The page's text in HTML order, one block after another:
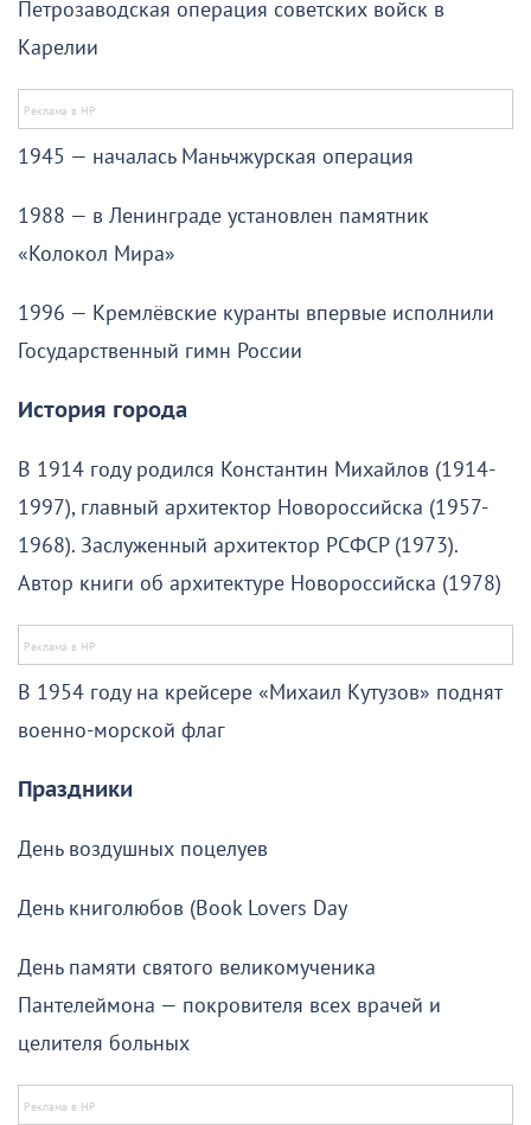
Петрозаводская операция советских войск в
Карелии
1945 — началась Маньчжурская операция
1988 — в Ленинграде установлен памятник
«Колокол Мира»
1996 — Кремлёвские куранты впервые исполнили
Государственный гимн России
История города
В 1914 году родился Константин Михайлов (1914-
1997), главный архитектор Новороссийска (1957-
1968). Заслуженный архитектор РСФСР (1973).
Автор книги об архитектуре Новороссийска (1978)
В 1954 году на крейсере «Михаил Кутузов» поднят
военно-морской флаг
Праздники
День воздушных поцелуев
День книголюбов (Book Lovers Day
День памяти святого великомученика
Пантелеймона — покровителя всех врачей и
целителя больных